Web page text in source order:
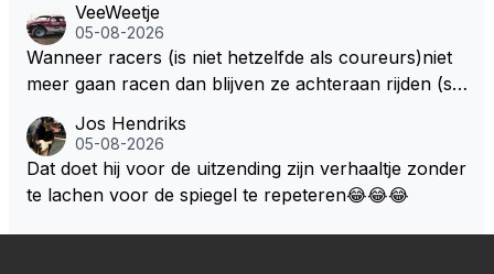
rkus Winkelhock. Vanaf de race daarna werd het st
oeltje definitief overgenomen door Sakon Yamamot
o. Na 2 rondes gokte Markus Winkelhock goed (hij k
Dat was ook de enige keer dat een Spyker ooit aan
kop reed. Toen de rest van het veld ook regenband
en had, werd hij helaas aan alle kanten door iederee
n achterhaald. Hij moest later opgeven vanwege een
technisch mankement. Het was ook de enige keer d
VeeWeetje
05-08-2026
Wanneer racers (is niet hetzelfde als coureurs)niet
meer gaan racen dan blijven ze achteraan rijden (so
analisten bij een vaag omroepbedrijf.
Jos Hendriks
05-08-2026
Dat doet hij voor de uitzending zijn verhaaltje zonder
te lachen voor de spiegel te repeteren😂😂😂